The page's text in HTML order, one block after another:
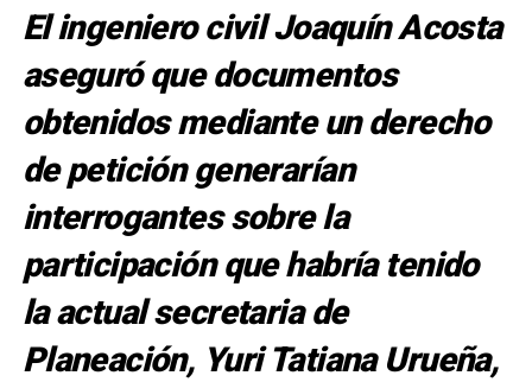
El ingeniero civil Joaquín Acosta
aseguró que documentos
obtenidos mediante un derecho
de petición generarían
interrogantes sobre la
participación que habría tenido
la actual secretaria de
Planeación, Yuri Tatiana Urueña,